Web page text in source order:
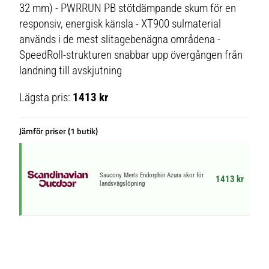
32 mm) - PWRRUN PB stötdämpande skum för en
responsiv, energisk känsla - XT900 sulmaterial
används i de mest slitagebenägna områdena -
SpeedRoll-strukturen snabbar upp övergången från
landning till avskjutning
Lägsta pris: 1413 kr
Jämför priser (1 butik)
Saucony Men's Endorphin Azura skor för
landsvägslöpning
1413 kr